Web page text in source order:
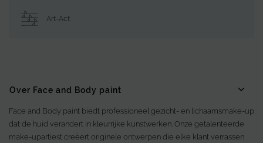
Art-Act
Over Face and Body paint
Face and Body paint biedt professioneel gezicht- en lichaamsmake-up
dat de huid verandert in kleurrijke kunstwerken. Onze getalenteerde
make-upartiest creëert originele ontwerpen die elke klant verrassen